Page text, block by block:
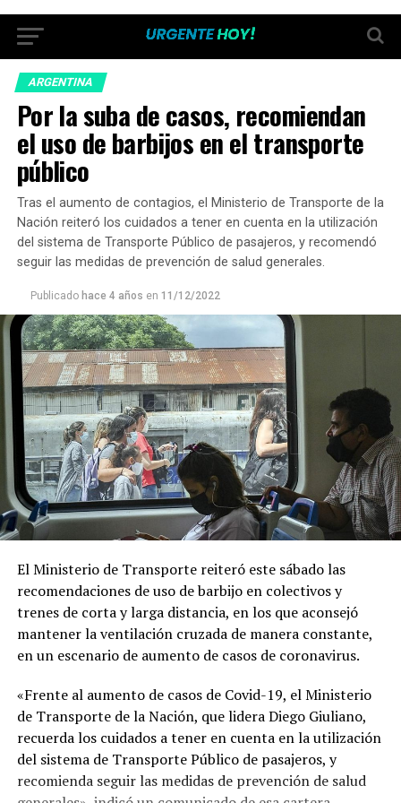
ARGENTINA
Por la suba de casos, recomiendan
el uso de barbijos en el transporte
público
Tras el aumento de contagios, el Ministerio de Transporte de la
Nación reiteró los cuidados a tener en cuenta en la utilización
del sistema de Transporte Público de pasajeros, y recomendó
seguir las medidas de prevención de salud generales.
Publicado hace 4 años en 11/12/2022
El Ministerio de Transporte reiteró este sábado las
recomendaciones de uso de barbijo en colectivos y
trenes de corta y larga distancia, en los que aconsejó
mantener la ventilación cruzada de manera constante,
en un escenario de aumento de casos de coronavirus.
«Frente al aumento de casos de Covid-19, el Ministerio
de Transporte de la Nación, que lidera Diego Giuliano,
recuerda los cuidados a tener en cuenta en la utilización
del sistema de Transporte Público de pasajeros, y
recomienda seguir las medidas de prevención de salud